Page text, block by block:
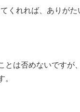
くれれば、ありがた
は否めないですが
。